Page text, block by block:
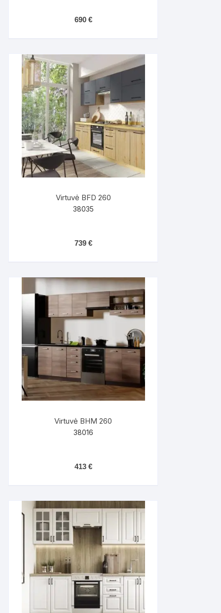
690 €
Virtuvė BFD 260
38035
739 €
Virtuvė BHM 260
38016
413 €